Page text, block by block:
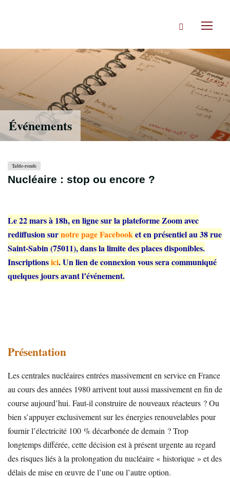
Rechercher
Événements
Table-ronde
Nucléaire : stop ou encore ?
Le 22 mars à 18h, en ligne sur la plateforme Zoom avec
rediffusion surnotre page Facebooket en présentiel au 38 rue
Saint-Sabin (75011), dans la limite des places disponibles.
Inscriptionsici. Un lien de connexion vous sera communiqué
quelques jours avant l’événement.
Présentation
Les centrales nucléaires entrées massivement en service en France
au cours des années 1980 arrivent tout aussi massivement en fin de
course aujourd’hui. Faut-il construire de nouveaux réacteurs ? Ou
bien s’appuyer exclusivement sur les énergies renouvelables pour
fournir l’électricité 100 % décarbonée de demain ? Trop
longtemps différée, cette décision est à présent urgente au regard
des risques liés à la prolongation du nucléaire « historique » et des
délais de mise en œuvre de l’une ou l’autre option.